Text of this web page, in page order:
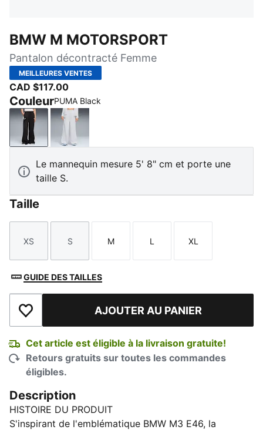
BMW M MOTORSPORT
Pantalon décontracté Femme
MEILLEURES VENTES
CAD $117.00
CouleurPUMA Black
PUMA BlackSilver Mist
Le mannequin mesure 5' 8" cm et porte une
taille S.
Taille
Taille
XS
Taille
S
Taille
M
Taille
L
Taille
XL
GUIDE DES TAILLES
Ajouter à la liste de souhaits
AJOUTER AU PANIER
Cet article est éligible à la livraison gratuite!
Retours gratuits sur toutes les commandes
éligibles.
Description
HISTOIRE DU PRODUIT
S'inspirant de l'emblématique BMW M3 E46, la